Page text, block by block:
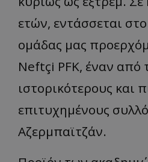
ετών, εντάσσεται
ομάδας μας
Neftçi PFK, έναν από
ιστορικότερους και
επιτυχημένους
Αζερμπαϊτζάν.